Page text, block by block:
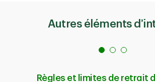
Autres éléments
Règles et limites de retrait